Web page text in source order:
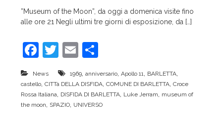
”Museum of the Moon”, da oggi a domenica visite fino
alle ore 21 Negli ultimi tre giorni di esposizione, da […]
F
c
e
b
T
w
itt
er
E
ai
l
C
n
di
vi
News 1969, anniversario, Apollo 11 BARLETTA,
castello, CITTà DELLA DISFIDA, COMUNE DI BARLETTA, Croce
Rossa Italiana DISFIDA DI BARLETTA, Luke Jerram
museum of
the moon
SPAZIO, UNIVERSO